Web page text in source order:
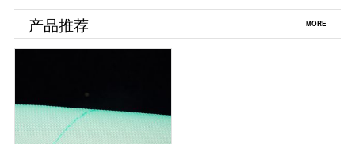
产品推荐 MORE